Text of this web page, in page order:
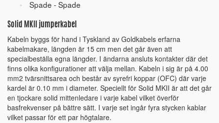
Spade - Spade
Solid MKII jumperkabel
Kabeln byggs för hand i Tyskland av Goldkabels erfarna
kabelmakare, längden är 15 cm men det går även att
specialbeställa egna längder. I ändarna ansluts kontakter där det
finns olika konfigurationer att välja mellan. Kabeln i sig är på 4.00
mm2 tvärsnittsarea och består av syrefri koppar (OFC) där varje
kardel är 0.10 mm i diameter. Speciellt för Solid MKII är att det går
en tjockare solid mittenledare i varje kabel vilket överför
basfrekvenser på bättre sätt. I varje set ingår fyra stycken kablar
vilket passar för ett par högtalare.